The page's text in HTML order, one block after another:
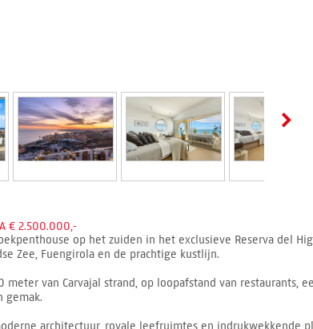
€ 2.500.000,-
op het zuiden in het exclusieve Reserva del
Zee, Fuengirola en de prachtige kustlijn.
meter van Carvajal strand, op loopafstand van restaurants,
gemak.
architectuur, royale leefruimtes en indrukwekkende